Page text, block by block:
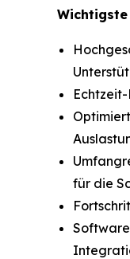
Wichtigste
für die